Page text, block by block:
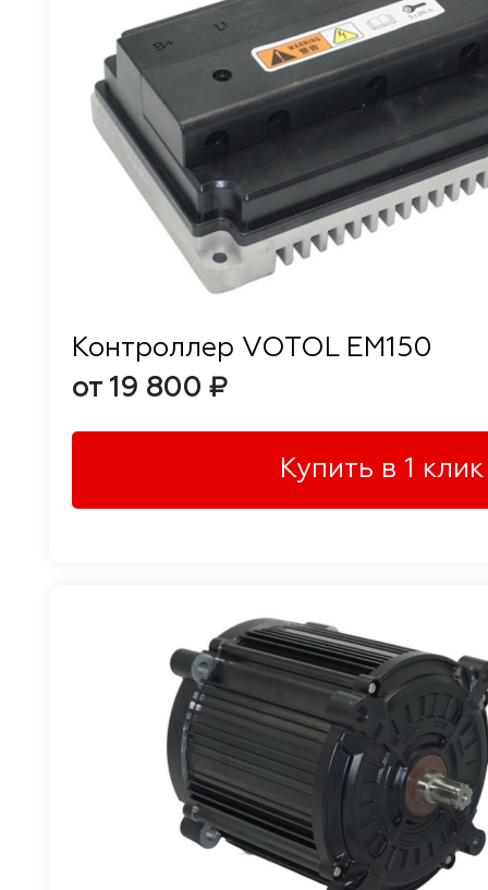
Контроллер VOTOL EM150
от 19 800 ₽
Купить в 1 клик